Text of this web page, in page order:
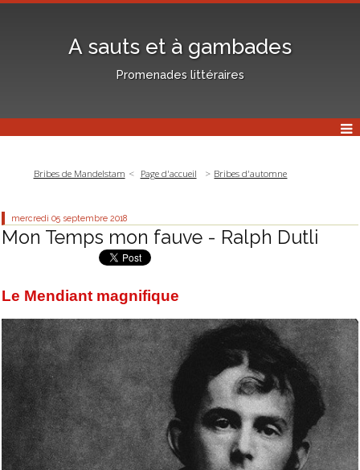
A sauts et à gambades
Promenades littéraires
Bribes de Mandelstam Page d'accueil Bribes d'automne
mercredi 05 septembre 2018
Mon Temps mon fauve - Ralph Dutli
Le Mendiant magnifique